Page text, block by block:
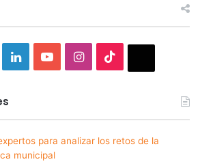
LinkedInYouTubeInstagram
para analizar los retos de la
municipal